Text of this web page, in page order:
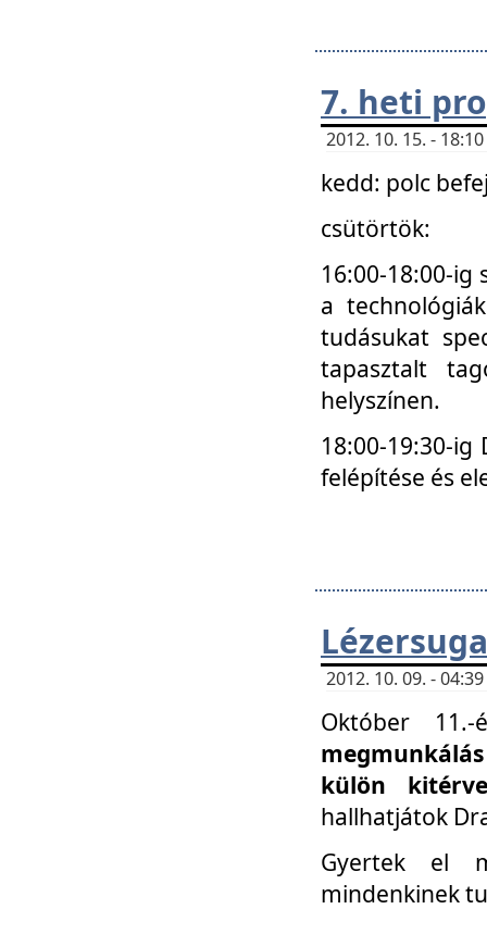
7. heti
2012. 10. 15. -
kedd: polc
csütörtök:
16:00-18:00-
a
tudásukat
tapasztalt
helyszínen.
18:00-19:30-
felépítése és
2012. 10. 09. -
Október
külön
hallhatjátok
Gyertek el
mindenkinek